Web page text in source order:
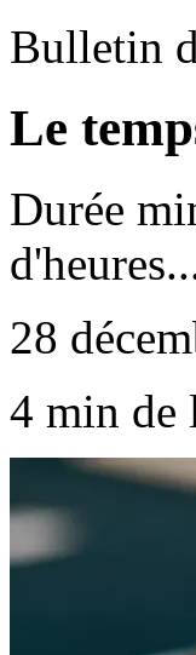
Bulletin
Le
Durée
28
4 min de